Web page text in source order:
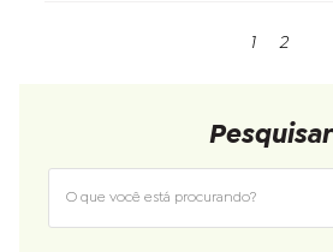
1 2
Pesquisar